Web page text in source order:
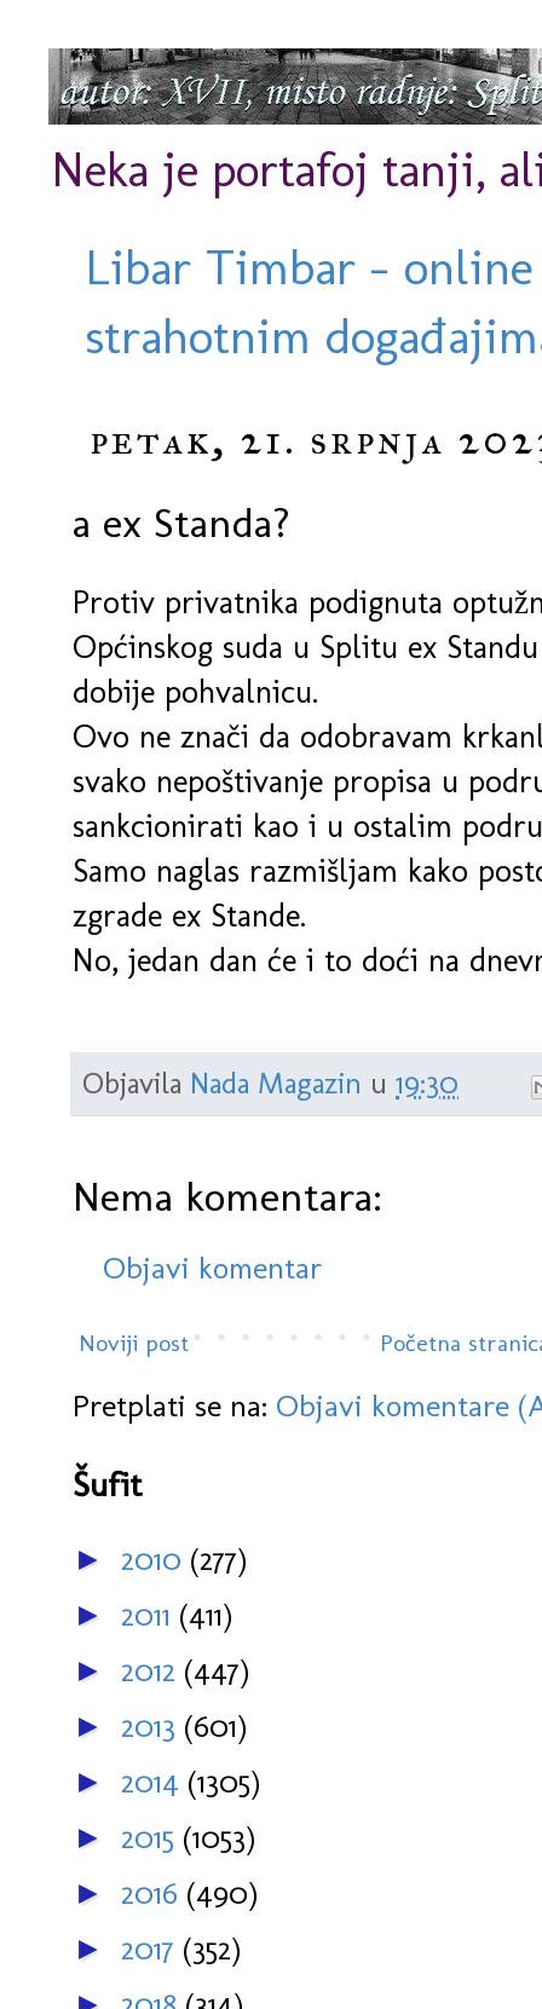
Neka je portafoj tanji,
Libar Timbar -
strahotnim
petak, 21. srpnja
a ex Standa?
Protiv privatnika podignuta
Općinskog suda u Splitu ex
dobije pohvalnicu.
Ovo ne znači da odobravam
svako nepoštivanje propisa u
sankcionirati kao i u ostalim
Samo naglas razmišljam kako
zgrade ex Stande.
No, jedan dan će i to doći na
Objavila Nada Magazin u 19:30
Nema komentara:
Objavi komentar
Noviji post Početna
Pretplati se na: Objavi komentare
Šufit
► 2010 (277)
► 2011 (411)
► 2012 (447)
► 2013 (601)
► 2014 (1305)
► 2015 (1053)
► 2016 (490)
► 2017 (352)